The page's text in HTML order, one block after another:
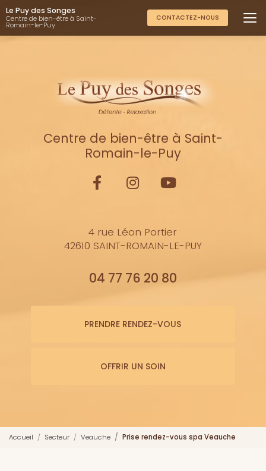
Aller
au
contenu
principal
Le Puy des Songes
Centre de bien-être à Saint-
Romain-le-Puy
CONTACTEZ-NOUS
Centre de bien-être à Saint-
Romain-le-Puy
4 rue Léon Portier
42610 SAINT-ROMAIN-LE-PUY
04 77 76 20 80
PRENDRE RENDEZ-VOUS
OFFRIR UN SOIN
Accueil Secteur Veauche Prise rendez-vous spa Veauche